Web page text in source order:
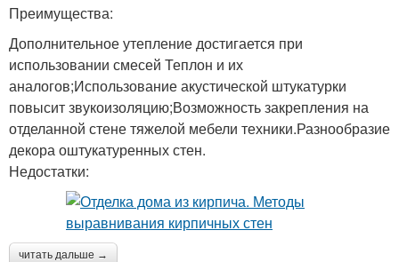
Преимущества:
Дополнительное утепление достигается при
использовании смесей Теплон и их
аналогов;Использование акустической штукатурки
повысит звукоизоляцию;Возможность закрепления на
отделанной стене тяжелой мебели техники.Разнообразие
декора оштукатуренных стен.
Недостатки:
читать дальше →